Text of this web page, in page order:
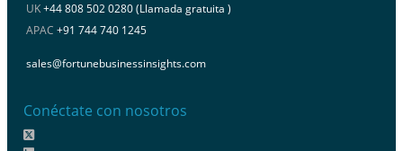
UK+44 808 502 0280 (Llamada gratuita )
APAC +91 744 740 1245
sales@fortunebusinessinsights.com
Conéctate con nosotros